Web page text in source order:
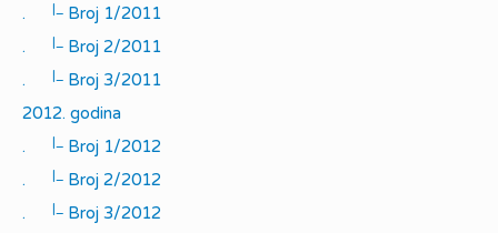
.
|_
Broj 1/2011
.
|_
Broj 2/2011
.
|_
Broj 3/2011
2012. godina
.
|_
Broj 1/2012
.
|_
Broj 2/2012
.
|_
Broj 3/2012